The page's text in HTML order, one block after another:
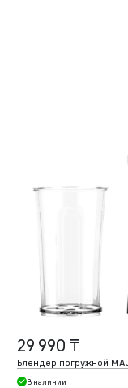
29 990 ₸
Блендер погружной
В наличии